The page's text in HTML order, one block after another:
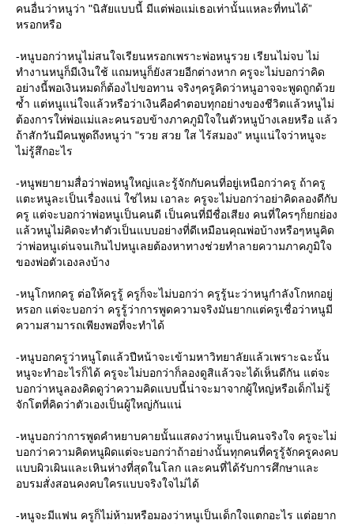
คนอื่นว่าหนูว่า "นิสัยแบบนี้ มีแต่พ่อแม่เธอเท่านั้นแหละที่ทนได้”
หรอกหรือ
-หนูบอกว่าหนูไม่สนใจเรียนหรอกเพราะพ่อหนูรวย เรียนไม่จบ ไม่
ทำงานหนูก็มีเงินใช้ แถมหนูก็ยังสวยอีกต่างหาก ครูจะไม่บอกว่าคิด
อย่างนี้พอเงินหมดก็ต้องไปขอทาน จริงๆครูคิดว่าหนูอาจจะพูดถูกด้ว
ซ้ำ แต่หนูแน่ใจแล้วหรือว่าเงินคือคำตอบทุกอย่างของชีวิตแล้วหนูไม่
ต้องการให่พ่อแม่และคนรอบข้างภาคภูมิใจในตัวหนูบ้างเลยหรือ แล้ว
ถ้าสักวันมีคนพูดถึงหนูว่า "รวย สวย ใส ไร้สมอง" หนูแน่ใจว่าหนูจะ
ไม่รู้สึกอะไร
-หนูพยายามสื่อว่าพ่อหนูใหญ่และรู้จักกับคนที่อยู่เหนือกว่าครู ถ้าครู
ตะหนูละเป็นเรื่องแน่ ใช่ไหม เอาละ ครูจะไม่บอกว่าอย่าคิดลองดีกับ
ครู แต่จะบอกว่าพ่อหนูเป็นคนดี เป็นคนที่มีชื่อเสียง คนที่ใครๆก็ยกย่อง
ล้วหนูไม่คิดจะทำตัวเป็นแบบอย่างที่ดีเหมือนคุณพ่อบ้างหรือๆหนูคิด
ว่าพ่อหนูเด่นจนเกินไปหนูเลยต้องหาทางช่วยทำลายความภาคภูมิใจ
ของพ่อตัวเองลงบ้าง
-หนูโกหกครู ต่อให้ครูรู้ ครูก็จะไม่บอกว่า ครูรู้นะว่าหนูกำลังโกหกอยู่
หรอก แต่จะบอกว่า ครูรู้ว่าการพูดความจริงมันยากแต่ครูเชื่อว่าหนูมี
ความสามารถเพียงพอที่จะทำได้
-หนูบอกครูว่าหนูโตแล้วปีหน้าจะเข้ามหาวิทยาลัยแล้วเพราะฉะนั้น
หนูจะทำอะไรก็ได้ ครูจะไม่บอกว่าก็ลองดูสิแล้วจะได้เห็นดีกัน แต่จะ
บอกว่าหนูลองคิดดูว่าความคิดแบบนี้น่าจะมาจากผู้ใหญ่หรือเด็กไม่รู้
จักโตที่คิดว่าตัวเองเป็นผู้ใหญ่กันแน่
-หนูบอกว่าการพูดคำหยาบคายนั้นแสดงว่าหนูเป็นคนจริงใจ ครูจะไม่
บอกว่าความคิดหนูผิดแต่จะบอกว่าถ้าอย่างนั้นทุกคนที่ครูรู้จักครูคงคบ
บบผิวเผินและเหินห่างที่สุดในโลก และคนที่ได้รับการศึกษาและ
อบรมสั่งสอนคงคบใครแบบจริงใจไม่ได้
-หนูจะมีแฟน ครูก็ไม่ห้ามหรือมองว่าหนูเป็นเด็กใจแตกอะไร แต่อยาก